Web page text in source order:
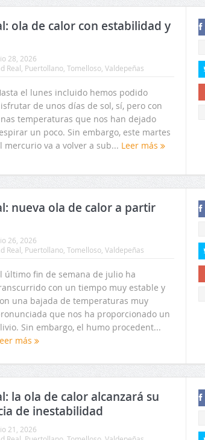
ola de calor con estabilidad y
28, 2026
Real, Puertollano, Tomelloso, Valdepeñas
el lunes incluido hemos podido
de unos días de sol, sí, pero con
temperaturas que nos han dejado
un poco. Sin embargo, este martes
mercurio va a volver a sub... Leer más
nueva ola de calor a partir
26, 2026
Real, Puertollano, Tomelloso, Valdepeñas
último fin de semana de julio ha
con un tiempo muy estable y
una bajada de temperaturas muy
que nos ha proporcionado un
Sin embargo, el humo procedent...
más
la ola de calor alcanzará su
de inestabilidad
21, 2026